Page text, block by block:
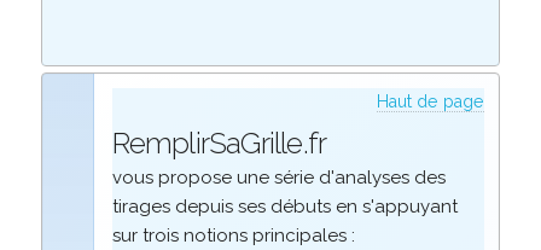
Haut de page
RemplirSaGrille.fr
vous propose une série d'analyses des
tirages depuis ses débuts en s'appuyant
sur trois notions principales :